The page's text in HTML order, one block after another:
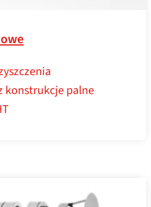
konstrukcje palne